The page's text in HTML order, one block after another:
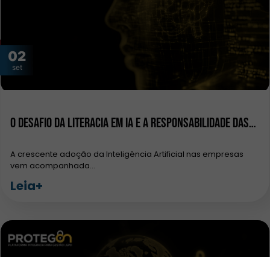
02
set
O Desafio da Literacia em IA e a Responsabilidade das…
A crescente adoção da Inteligência Artificial nas empresas
vem acompanhada…
Leia+